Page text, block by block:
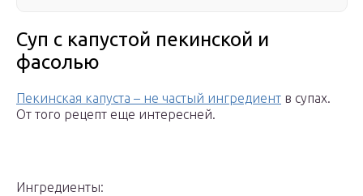
Суп с капустой пекинской и
фасолью
Пекинская капуста – не частый ингредиент в супах.
От того рецепт еще интересней.
Ингредиенты: